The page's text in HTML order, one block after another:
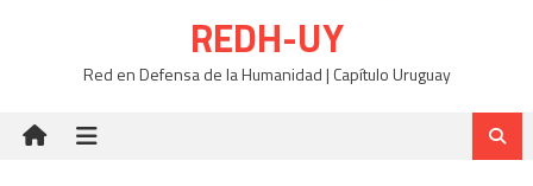
REDH-UY
Red en Defensa de la Humanidad | Capítulo Uruguay